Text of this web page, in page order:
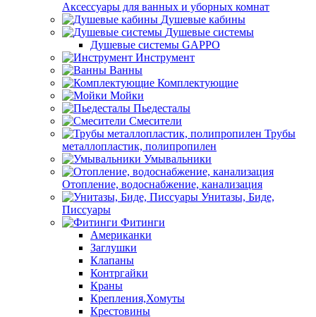
Аксессуары для ванных и уборных комнат
Душевые кабины
Душевые системы
Душевые системы GAPPO
Инструмент
Ванны
Комплектующие
Мойки
Пьедесталы
Смесители
Трубы
металлопластик, полипропилен
Умывальники
Отопление, водоснабжение, канализация
Унитазы, Биде,
Писсуары
Фитинги
Американки
Заглушки
Клапаны
Контргайки
Краны
Крепления,Хомуты
Крестовины